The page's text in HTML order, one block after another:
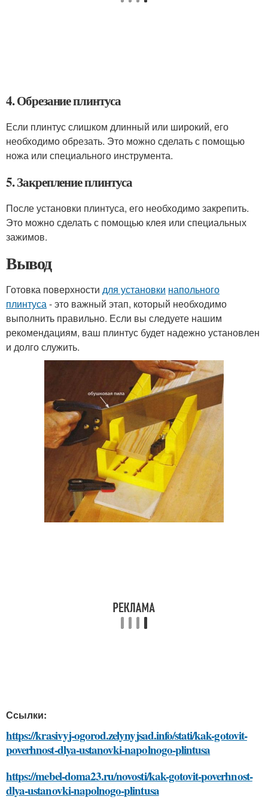
4. Обрезание плинтуса
Если плинтус слишком длинный или широкий, его
необходимо обрезать. Это можно сделать с помощью
ножа или специального инструмента.
5. Закрепление плинтуса
После установки плинтуса, его необходимо закрепить.
Это можно сделать с помощью клея или специальных
зажимов.
Вывод
Готовка поверхности для установки напольного
плинтуса- это важный этап, который необходимо
выполнить правильно. Если вы следуете нашим
рекомендациям, ваш плинтус будет надежно установлен
и долго служить.
Ссылки:
https://krasivyj-ogorod.zelynyjsad.info/stati/kak-gotovit-
poverhnost-dlya-ustanovki-napolnogo-plintusa
https://mebel-doma23.ru/novosti/kak-gotovit-poverhnost-
dlya-ustanovki-napolnogo-plintusa